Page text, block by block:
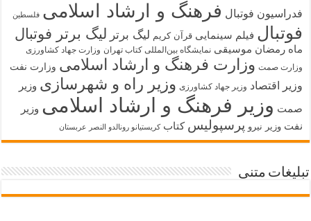
فدراسیون فوتبال فرهنگ و ارشاد اسلامی فلسطین
فوتبال فیلم سینمایی قرآن کریم لیگ برتر لیگ برتر فوتبال
ماه رمضان موسیقی نمایشگاه بین‌المللی کتاب تهران وزارت جهاد کشاورزی
وزارت صمت وزارت فرهنگ و ارشاد اسلامی وزارت نفت
وزیر اقتصاد وزیر جهاد کشاورزی وزیر راه و شهرسازی وزیر
صمت وزیر فرهنگ و ارشاد اسلامی وزیر
نفت وزیر نیرو پرسپولیس کتاب کریستیانو رونالدو النصر عربستان
تبلیغات متنی